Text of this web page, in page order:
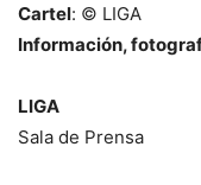
Cartel: © LIGA
Información,
LIGA
Sala de Prensa